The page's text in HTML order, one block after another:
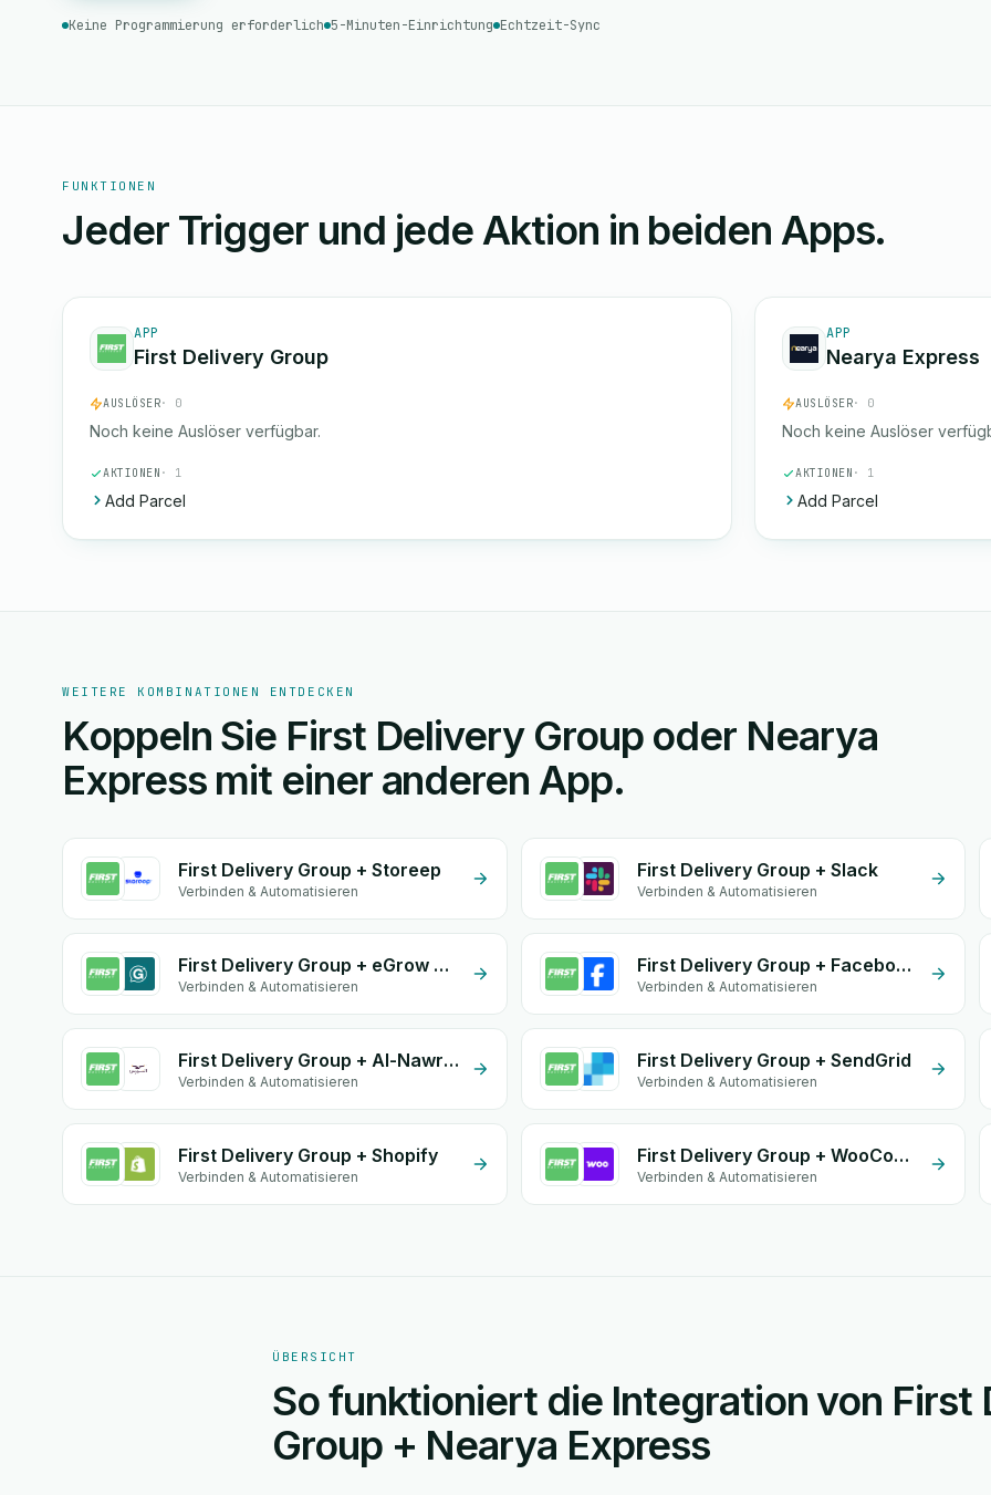
Keine Programmierung erforderlich 5-Minuten-Einrichtung Echtzeit-Sync
FUNKTIONEN
Jeder Trigger und jede Aktion in beiden Apps.
APP
First Delivery Group
AUSLÖSER· 0
Noch keine Auslöser verfügbar.
AKTIONEN · 1
Add Parcel
APP
Nearya Express
AUSLÖSER· 0
Noch keine Auslöser
AKTIONEN · 1
Add Parcel
WEITERE KOMBINATIONEN ENTDECKEN
Koppeln Sie First Delivery Group oder Nearya
Express mit einer anderen App.
First Delivery Group + Storeep
Verbinden & Automatisieren
First Delivery Group + Slack
Verbinden & Automatisieren
First Delivery Group + eGrow Chat Widget
Verbinden & Automatisieren
First Delivery Group + Facebook Conversion API (CAPI)
Verbinden & Automatisieren
First Delivery Group + Al-Nawras (Nawris)
Verbinden & Automatisieren
First Delivery Group + SendGrid
Verbinden & Automatisieren
First Delivery Group + Shopify
Verbinden & Automatisieren
First Delivery Group + WooCommerce
Verbinden & Automatisieren
ÜBERSICHT
So funktioniert die Integration von First
Group + Nearya Express